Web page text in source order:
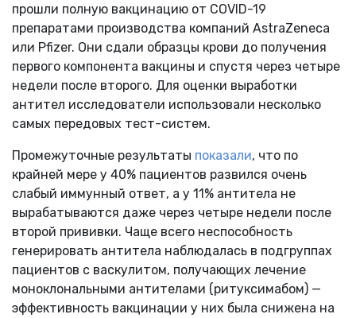
прошли полную вакцинацию от COVID-19
препаратами производства компаний AstraZeneca
или Pfizer. Они сдали образцы крови до получения
первого компонента вакцины и спустя через четыре
недели после второго. Для оценки выработки
антител исследователи использовали несколько
самых передовых тест-систем.
Промежуточные результаты показали, что по
крайней мере у 40% пациентов развился очень
слабый иммунный ответ, а у 11% антитела не
вырабатываются даже через четыре недели после
второй прививки. Чаще всего неспособность
генерировать антитела наблюдалась в подгруппах
пациентов с васкулитом, получающих лечение
моноклональными антителами (ритуксимабом) —
эффективность вакцинации у них была снижена на